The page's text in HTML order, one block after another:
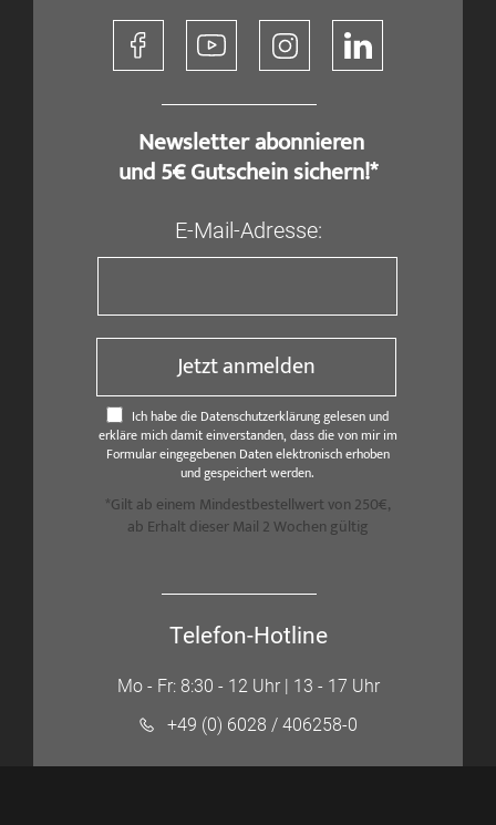
​ Newsletter abonnieren
und 5€ Gutschein sichern!*
E-Mail-Adresse:
Jetzt anmelden
Ich habe die Datenschutzerklärung gelesen und
erkläre mich damit einverstanden, dass die von mir im
Formular eingegebenen Daten elektronisch erhoben
und gespeichert werden.
*Gilt ab einem Mindestbestellwert von 250€,
ab Erhalt dieser Mail 2 Wochen gültig
Telefon-Hotline
Mo - Fr: 8:30 - 12 Uhr | 13 - 17 Uhr
+49 (0) 6028 / 406258-0